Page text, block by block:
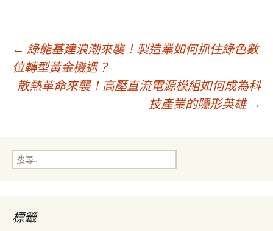
文
章
覽
← 綠能基建浪潮來襲！製造業如何抓住綠色數
位轉型黃金機遇？
散熱革命來襲！高壓直流電源模組如何成為科
技產業的隱形英雄 →
搜
尋
標籤